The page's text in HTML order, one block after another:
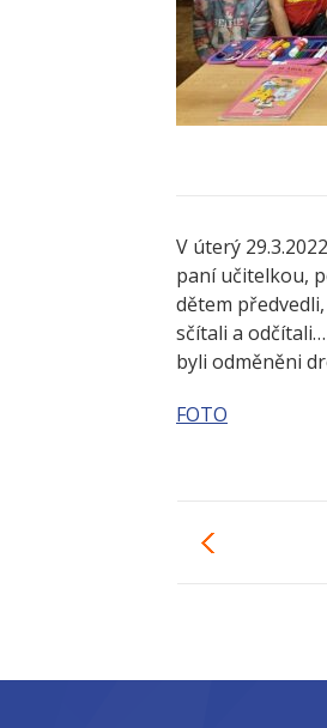
V úterý
paní učitelkou,
dětem
sčítali a
byli odměněni
FOTO